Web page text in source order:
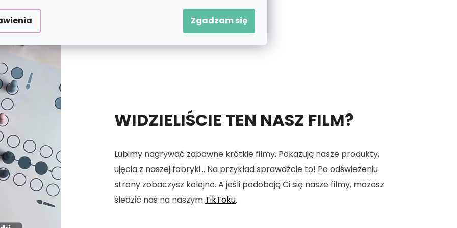
Zgadzam się
WIDZIELIŚCIE TEN NASZ FILM?
Lubimy nagrywać zabawne krótkie filmy. Pokazują nasze produkty,
ujęcia z naszej fabryki... Na przykład sprawdźcie to! Po odświeżeniu
strony zobaczysz kolejne. A jeśli podobają Ci się nasze filmy, możesz
śledzić nas na naszym TikToku.